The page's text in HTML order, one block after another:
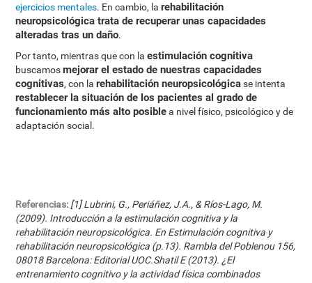
ejercicios mentales. En cambio, larehabilitación
neuropsicológica trata de recuperar unas capacidades
alteradas tras un daño.
Por tanto, mientras que con laestimulación cognitiva
buscamosmejorar el estado de nuestras capacidades
cognitivas, con larehabilitación neuropsicológicase intenta
restablecer la situación de los pacientes al grado de
funcionamiento más alto posiblea nivel físico, psicológico y de
adaptación social.
Referencias: [1] Lubrini, G., Periáñez, J.A., & Ríos-Lago, M.
(2009). Introducción a la estimulación cognitiva y la
rehabilitación neuropsicológica. En Estimulación cognitiva y
rehabilitación neuropsicológica (p.13). Rambla del Poblenou 156,
08018 Barcelona: Editorial UOC.Shatil E (2013). ¿El
entrenamiento cognitivo y la actividad física combinados